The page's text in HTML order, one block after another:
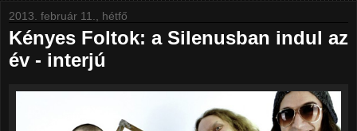
2013. február 11., hétfő
Kényes Foltok: a Silenusban indul az
év - interjú